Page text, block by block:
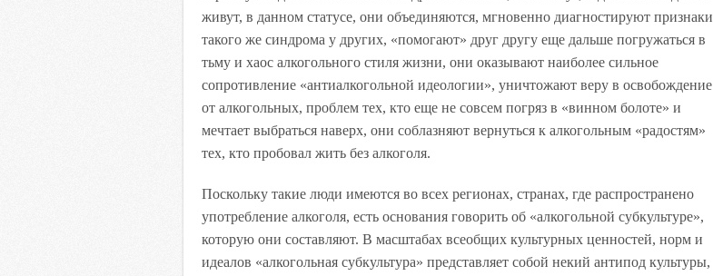
живут, в данном статусе, они объединяются, мгновенно диагностируют признаки
такого же синдрома у других, «помогают» друг другу еще дальше погружаться в
тьму и хаос алкогольного стиля жизни, они оказывают наиболее сильное
сопротивление «антиалкогольной идеологии», уничтожают веру в освобождение
от алкогольных, проблем тех, кто еще не совсем погряз в «винном болоте» и
мечтает выбраться наверх, они соблазняют вернуться к алкогольным «радостям»
тех, кто пробовал жить без алкоголя.
Поскольку такие люди имеются во всех регионах, странах, где распространено
употребление алкоголя, есть основания говорить об «алкогольной субкультуре»,
которую они составляют. В масштабах всеобщих культурных ценностей, норм и
идеалов «алкогольная субкультура» представляет собой некий антипод культуры,